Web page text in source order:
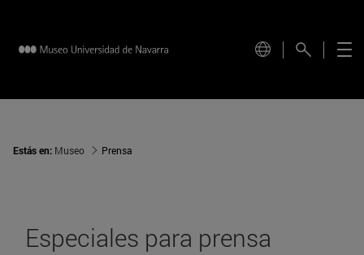
Estás en: Museo Prensa
Especiales para prensa